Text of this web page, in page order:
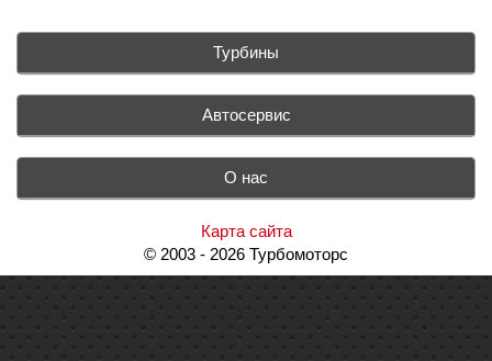
Турбины
Автосервис
О нас
Карта сайта
© 2003 - 2026 Турбомоторс